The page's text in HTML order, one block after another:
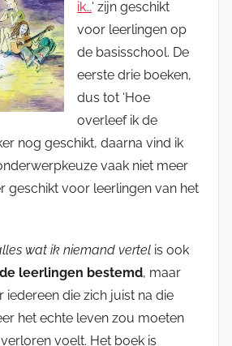
ik…‘ zijn geschikt
voor leerlingen op
de basisschool. De
eerste drie boeken,
dus tot ‘Hoe
overleef ik de
nog geschikt, daarna vind ik
vaak niet meer
geschikt voor leerlingen van het
wat ik niemand vertel is ook
leerlingen bestemd, maar
die zich juist na die
het echte leven zou moeten
voelt. Het boek is